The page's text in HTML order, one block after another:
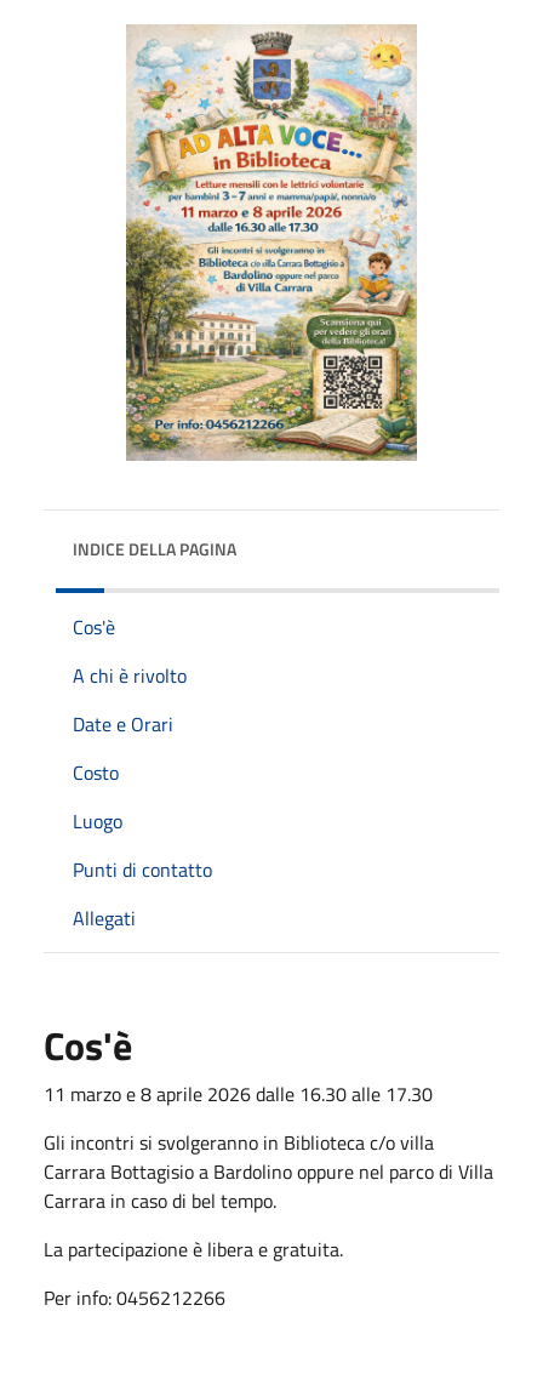
INDICE DELLA PAGINA
Cos'è
A chi è rivolto
Date e Orari
Costo
Luogo
Punti di contatto
Allegati
Cos'è
11 marzo e 8 aprile 2026 dalle 16.30 alle 17.30
Gli incontri si svolgeranno in Biblioteca c/o villa
Carrara Bottagisio a Bardolino oppure nel parco di Villa
Carrara in caso di bel tempo.
La partecipazione è libera e gratuita.
Per info: 0456212266